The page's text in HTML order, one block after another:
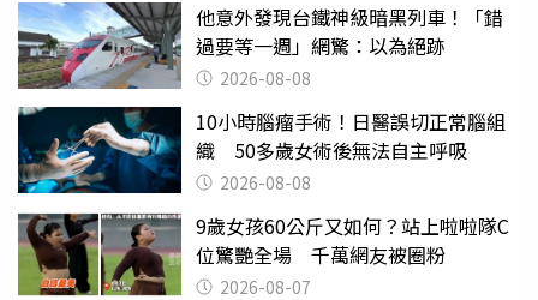
他意外發現台鐵神級暗黑列車！「錯
過要等一週」網驚：以為絕跡
2026-08-08
10小時腦瘤手術！日醫誤切正常腦組
織 50多歲女術後無法自主呼吸
2026-08-08
9歲女孩60公斤又如何？站上啦啦隊C
位驚艷全場 千萬網友被圈粉
2026-08-07